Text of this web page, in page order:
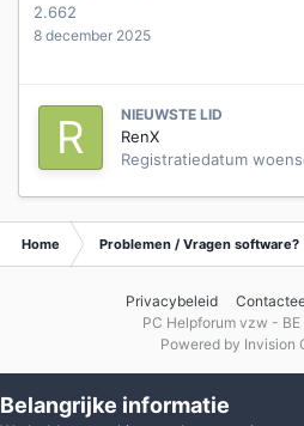
2.662
8 december 2025
NIEUWSTE LID
RenX
Registratiedatum
Home Problemen / Vragen software?
Privacybeleid
PC Helpforum vzw - BE
Powered by Invision
Belangrijke informatie